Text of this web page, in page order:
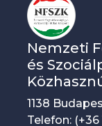
Nemzeti
és
1138
Telefon: (+36